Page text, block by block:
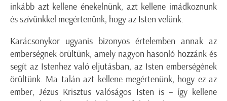
inkább azt kellene énekelnünk, azt kellene imádkoznunk
és szívünkkel megértenünk, hogy az Isten velünk.
Karácsonykor ugyanis bizonyos értelemben annak az
emberségnek örültünk, amely nagyon hasonló hozzánk és
segít az Istenhez való eljutásban, az Isten emberségének
örültünk. Ma talán azt kellene megértenünk, hogy ez az
ember, Jézus Krisztus valóságos Isten is – így kellene